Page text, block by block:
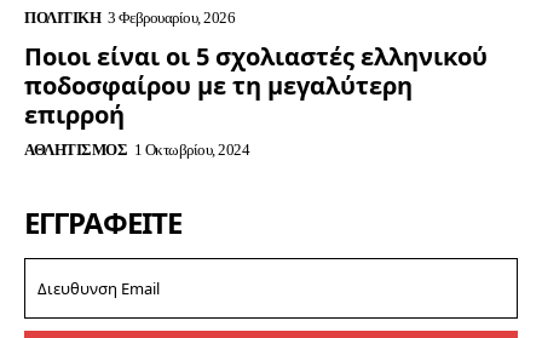
ΠΟΛΙΤΙΚΉ 3 Φεβρουαρίου, 2026
Ποιοι είναι οι 5 σχολιαστές ελληνικού
ποδοσφαίρου με τη μεγαλύτερη
επιρροή
ΑΘΛΗΤΙΣΜΌΣ 1 Οκτωβρίου, 2024
ΕΓΓΡΑΦΕΊΤΕ